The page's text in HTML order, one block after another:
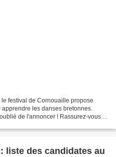
festival de Cornouaille propose
les danses bretonnes.
de l'annoncer ! Rassurez-vous !
liste des candidates au